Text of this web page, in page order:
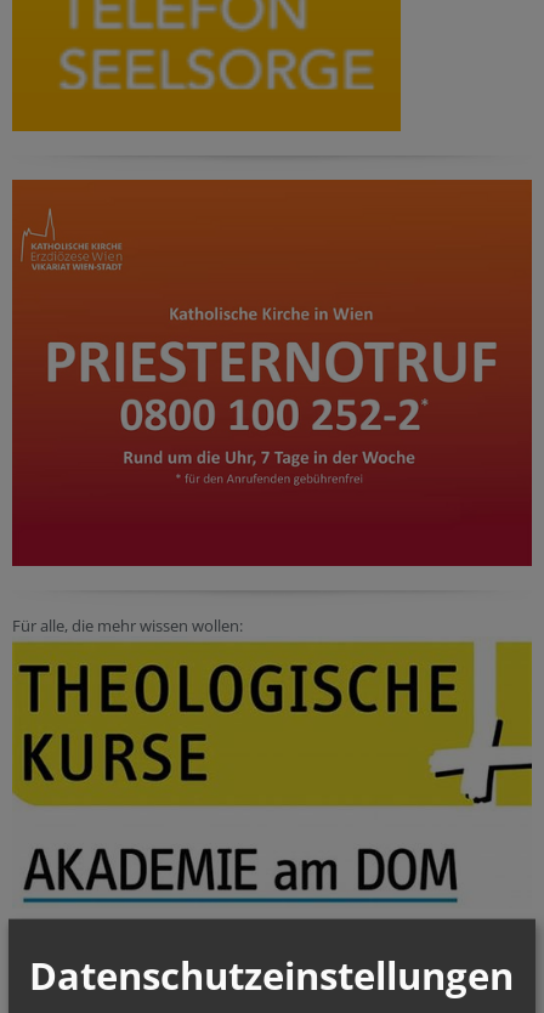
Für alle, die mehr wissen wollen:
Datenschutzeinstellungen